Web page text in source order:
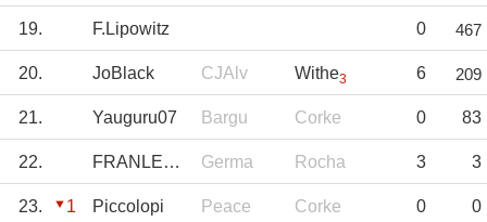
19. F.Lipowitz 0 467
20. JoBlack CJAlv Withe3 6 209
21. Yauguru07 Bargu Corke 0 83
22. FRANLEGIDOS Germa Rocha 3 3
23. 1 Piccolopi Peace Corke 0 0